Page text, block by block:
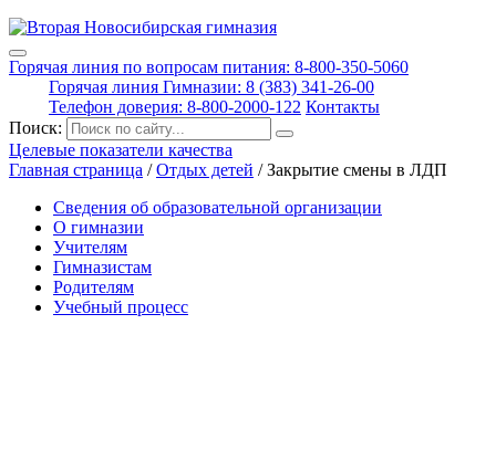
Горячая линия по вопросам питания: 8-800-350-5060
Горячая линия Гимназии: 8 (383) 341-26-00
Телефон доверия: 8-800-2000-122 Контакты
Поиск:
Целевые показатели качества
Главная страница /Отдых детей /Закрытие смены в ЛДП
Сведения об образовательной организации
О гимназии
Учителям
Гимназистам
Родителям
Учебный процесс